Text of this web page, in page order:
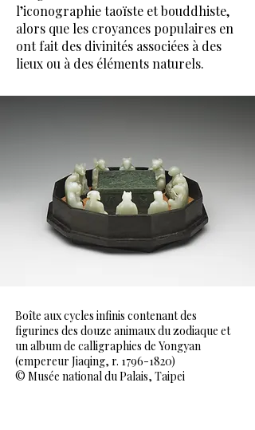
l’iconographie taoïste et bouddhiste,
alors que les croyances populaires en
ont fait des divinités associées à des
lieux ou à des éléments naturels.
Boîte aux cycles infinis contenant des
figurines des douze animaux du zodiaque et
un album de calligraphies de Yongyan
(empereur Jiaqing, r. 1796-1820)
© Musée national du Palais, Taipei